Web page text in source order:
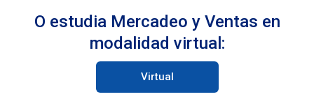
O estudia Mercadeo y Ventas en
modalidad virtual:
Virtual